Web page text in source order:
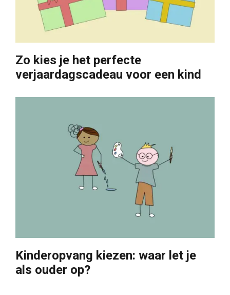
Zo kies je het perfecte
verjaardagscadeau voor een kind
Kinderopvang kiezen: waar let je
als ouder op?